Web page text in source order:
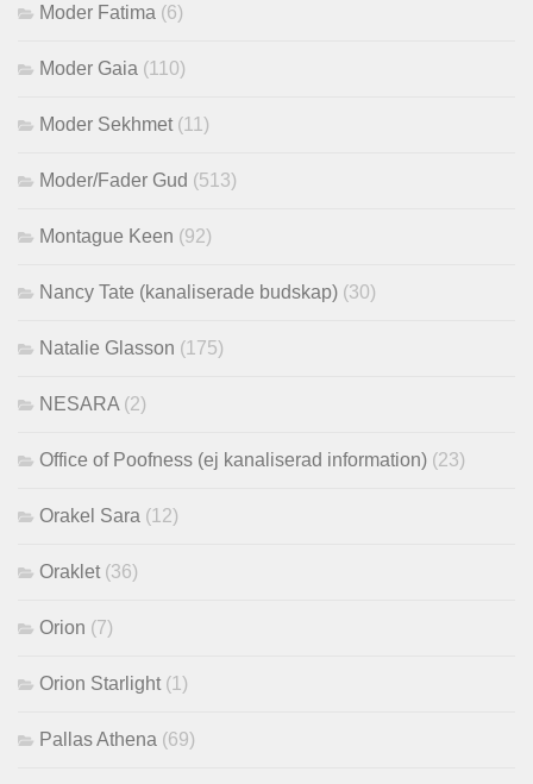
Moder Fatima (6)
Moder Gaia (110)
Moder Sekhmet (11)
Moder/Fader Gud (513)
Montague Keen (92)
Nancy Tate (kanaliserade budskap) (30)
Natalie Glasson (175)
NESARA (2)
Office of Poofness (ej kanaliserad information) (23)
Orakel Sara (12)
Oraklet (36)
Orion (7)
Orion Starlight (1)
Pallas Athena (69)